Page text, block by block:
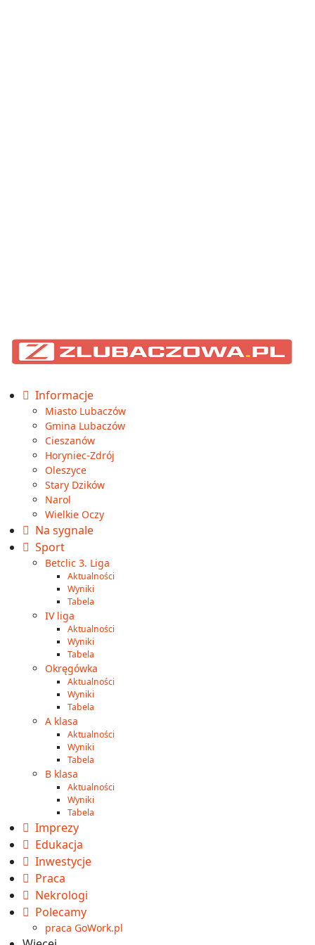
Informacje
Miasto Lubaczów
Gmina Lubaczów
Cieszanów
Horyniec-Zdrój
Oleszyce
Stary Dzików
Narol
Wielkie Oczy
Na sygnale
Sport
Betclic 3. Liga
Aktualności
Wyniki
Tabela
IV liga
Aktualności
Wyniki
Tabela
Okręgówka
Aktualności
Wyniki
Tabela
A klasa
Aktualności
Wyniki
Tabela
B klasa
Aktualności
Wyniki
Tabela
Imprezy
Edukacja
Inwestycje
Praca
Nekrologi
Polecamy
praca GoWork.pl